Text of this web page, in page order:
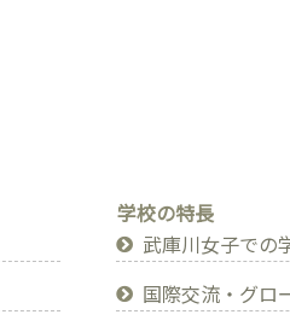
学校の特長
武庫川女子での
国際交流・グロ